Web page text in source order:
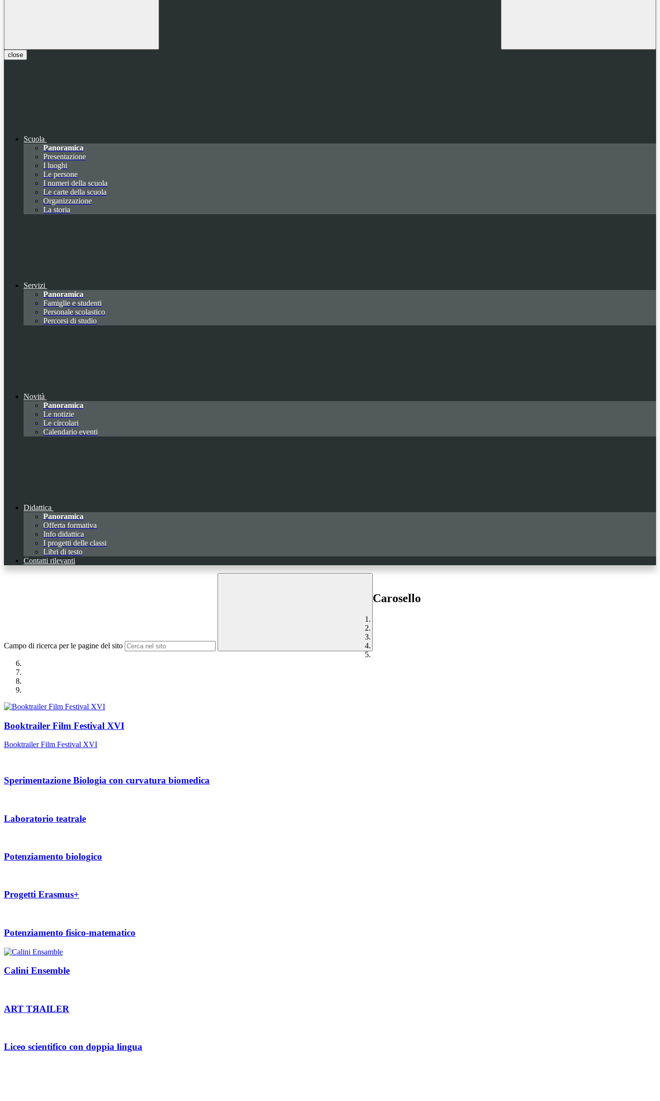
close
Scuola
Panoramica
Presentazione
I luoghi
Le persone
I numeri della scuola
Le carte della scuola
Organizzazione
La storia
Servizi
Panoramica
Famiglie e studenti
Personale scolastico
Percorsi di studio
Novità
Panoramica
Le notizie
Le circolari
Calendario eventi
Didattica
Panoramica
Offerta formativa
Info didattica
I progetti delle classi
Libri di testo
Contatti rilevanti
Campo di ricerca per le pagine del sito
Carosello
Booktrailer Film Festival XVI
Booktrailer Film Festival XVI
Sperimentazione Biologia con curvatura biomedica
Laboratorio teatrale
Potenziamento biologico
Progetti Erasmus+
Potenziamento fisico-matematico
Calini Ensemble
ART TЯAILER
Liceo scientifico con doppia lingua